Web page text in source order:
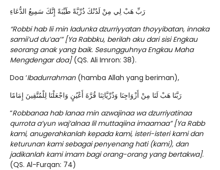
رَبِّ هَبْ لِي مِنْ لَدُنْكَ ذُرِّيَّةً طَيِّبَةً إِنَّكَ سَمِيعُ الدُّعَاءِ
“Robbi hab lii min ladunka dzurriyyatan thoyyibatan, innaka
samii’ud du’aa’” [Ya Rabbku, berilah aku dari sisi Engkau
seorang anak yang baik. Sesungguhnya Engkau Maha
Mengdengar doa](QS. Ali Imron: 38).
Doa ‘Ibadurrahman(hamba Allah yang beriman),
رَبَّنَا هَبْ لَنَا مِنْ أَزْوَاجِنَا وَذُرِّيَّاتِنَا قُرَّةَ أَعْيُنٍ وَاجْعَلْنَا لِلْمُتَّقِينَ إِمَامًا
“Robbanaa hab lanaa min azwajinaa wa dzurriyatinaa
qurrota a’yun waj’alnaa lil muttaqiina imaamaa” [Ya Rabb
kami, anugerahkanlah kepada kami, isteri-isteri kami dan
keturunan kami sebagai penyenang hati (kami), dan
jadikanlah kami imam bagi orang-orang yang bertakwa].
(QS. Al-Furqan: 74)